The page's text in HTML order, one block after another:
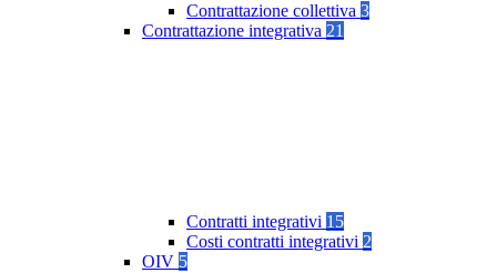
Contrattazione collettiva 3
Contrattazione integrativa 21
Contratti integrativi 15
Costi contratti integrativi 2
OIV 5